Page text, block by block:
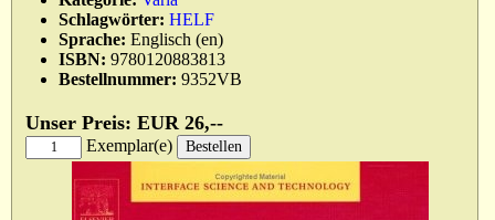
ImpressumSchlagwörter: HELF
Sprache: Englisch (en)
ISBN: 9780120883813
Bestellnummer: 9352VB
Unser Preis: EUR 26,--
Exemplar(e)